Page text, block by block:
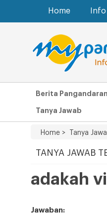
Home
Berita Pangandaran
Tanya Jawab
Home > Tanya
TANYA JAWAB
adakah
Jawaban: